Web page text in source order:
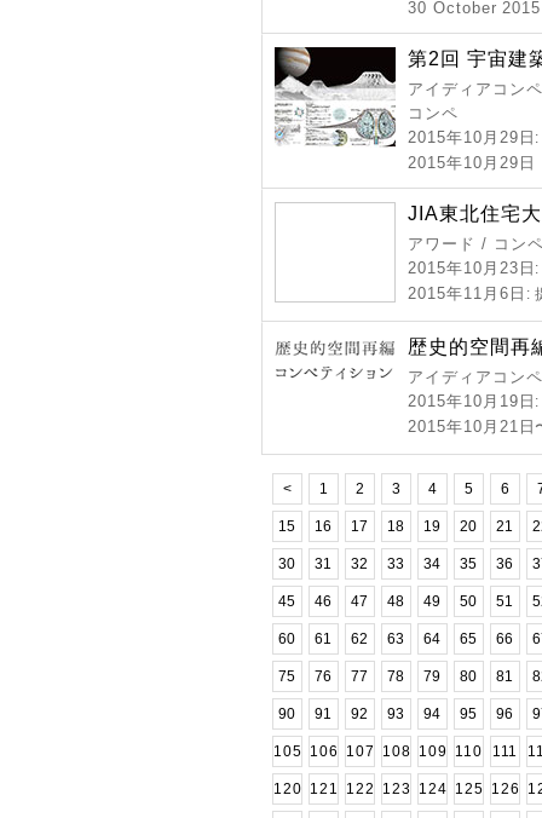
30 October 2015
第2回 宇宙建
アイディアコン
コンペ
2015年10月29日
2015年10月29日
JIA東北住宅
アワード / コン
2015年10月23日
2015年11月6日 :
歴史的空間再
アイディアコン
2015年10月19日
2015年10月21日
< 1 2 3 4 5 6
15 16 17 18 19 20 21
30 31 32 33 34 35 36
45 46 47 48 49 50 51
60 61 62 63 64 65 66
75 76 77 78 79 80 81
90 91 92 93 94 95 96
105 106 107 108 109 110 111
120 121 122 123 124 125 126